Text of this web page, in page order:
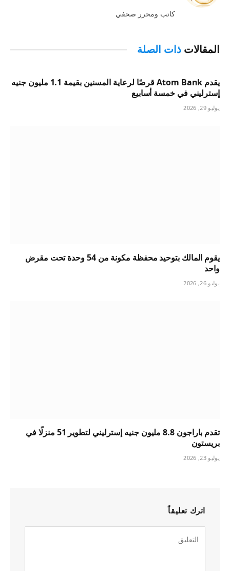
كاتب ومحرر صحفي
المقالات ذات الصلة
يقدم Atom Bank قرضًا لرعاية المسنين بقيمة 1.1 مليون جنيه
إسترليني في خمسة أسابيع
يوليو 29, 2026
يقوم المالك بتوحيد محفظة مكونة من 54 وحدة تحت مقرض
واحد
يوليو 26, 2026
تقدم باراجون 8.8 مليون جنيه إسترليني لتطوير 51 منزلًا في
بريستون
يوليو 23, 2026
اترك تعليقاً